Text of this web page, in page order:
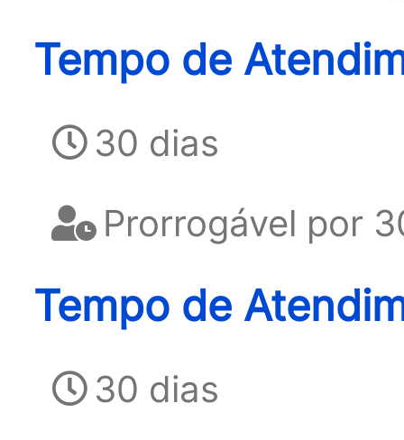
Tempo de
30 dias
Prorrogável por
Tempo de
30 dias